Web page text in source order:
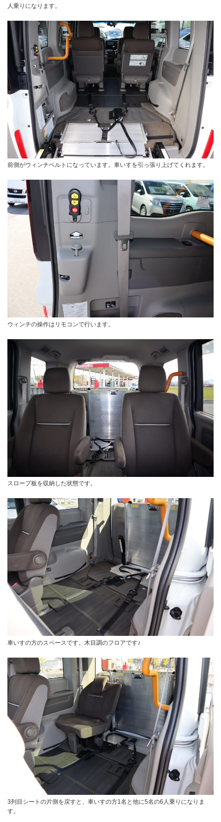
人乗りになります。
前側がウィンチベルトになっています。車いすを引っ張り上げてくれます。
ウィンチの操作はリモコンで行います。
スロープ板を収納した状態です。
車いすの方のスペースです。木目調のフロアです♪
3列目シートの片側を戻すと、車いすの方1名と他に5名の6人乗りになりま
す。